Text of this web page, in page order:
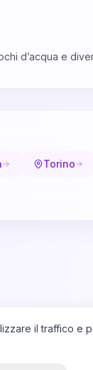
d’acqua e
Torino
il traffico e